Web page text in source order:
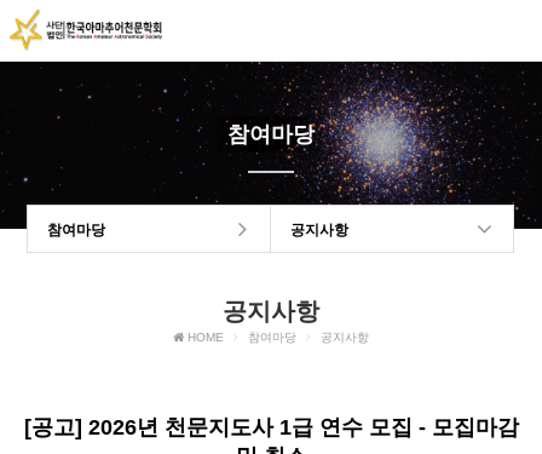
참여마당
참여마당 공지사항
공지사항
HOME 참여마당 공지사항
[공고] 2026년 천문지도사 1급 연수 모집 - 모집마감